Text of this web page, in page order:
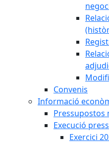
Convenis
Informació
Pressupostos
Execució
Exercici